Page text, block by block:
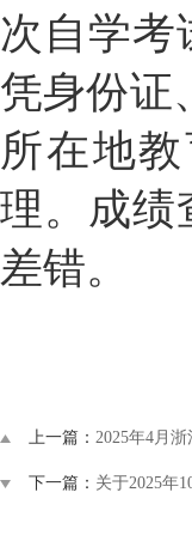
次自学考
凭身份证
所在地
理。成绩
差错。
上一篇： 2025年4月
下一篇： 关于2025年